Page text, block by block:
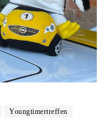
Youngtimertreffen